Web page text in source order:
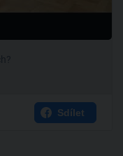
Sdílet